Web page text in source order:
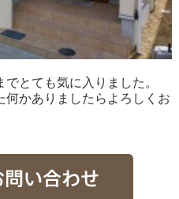
とても気に入りました。
何かありましたらよろしくお